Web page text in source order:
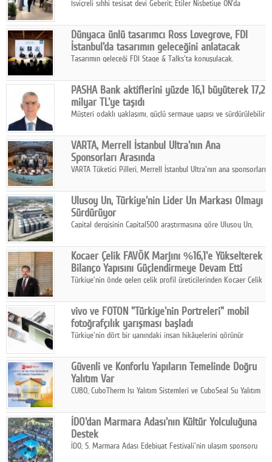
İsviçreli sıhhi tesisat devi Geberit; Etiler Nisbetiye ON'da
ortaklığıyla özel bir davete ev sahipliği yaptı.
Dünyaca ünlü tasarımcı Ross Lovegrove, FDI
İstanbul'da tasarımın geleceğini anlatacak
Tasarımın geleceği FDI Stage & Talks'ta konuşulacak.
PASHA Bank aktiflerini yüzde 16,1 büyüterek 17,2
milyar TL'ye taşıdı
Müşteri odaklı yaklaşımı, güçlü sermaye yapısı ve sürdürülebilir
yılının ilk yarısında güçlü finansal performansını korudu.
VARTA, Merrell İstanbul Ultra'nın Ana
Sponsorları Arasında
VARTA Tüketici Pilleri, Merrell İstanbul Ultra'nın ana sponsorları
enerjisine güç katıyor.
Ulusoy Un, Türkiye'nin Lider Un Markası Olmayı
Sürdürüyor
Capital dergisinin Capital500 araştırmasına göre Ulusoy Un,
hasılatıyla Türkiye'nin en büyük 83. firması oldu.
Kocaer Çelik FAVÖK Marjını %16,1'e Yükselterek
Bilanço Yapısını Güçlendirmeye Devam Etti
Türkiye'nin önde gelen çelik profil üreticilerinden Kocaer Çelik
Çelik FAVÖK Marjını %16,1'e yükseltti.
vivo ve FOTON "Türkiye'nin Portreleri" mobil
fotoğrafçılık yarışması başladı
Türkiye'nin dört bir yanındaki insan hikâyelerini görünür
insanını, kültürünü ve yaşamını portre fotoğraflarıyla
anlatmaya davet ediyor.
Güvenli ve Konforlu Yapıların Temelinde Doğru
Yalıtım Var
CUBO, CuboTherm Isı Yalıtım Sistemleri ve CuboSeal Su Yalıtım
ve sürdürülebilir çözümler sunuyor.
İDO'dan Marmara Adası'nın Kültür Yolculuğuna
Destek
İDO, 5. Marmara Adası Edebiyat Festivali'nin ulaşım sponsoru